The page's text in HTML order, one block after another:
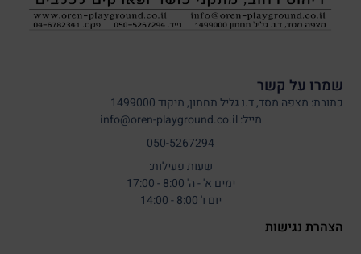
שמרו על קשר
כתובת: מצפה מסד, ד.נ גליל תחתון, מיקוד 1499000
מייל: info@oren-playground.co.il
050-5267294
שעות פעילות:
ימים א' - ה' 8:00 - 17:00
יום ו' 8:00 - 14:00
הצהרת נגישות